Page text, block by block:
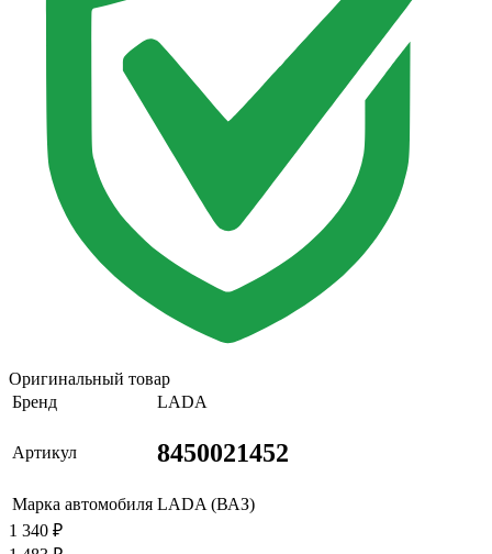
Оригинальный товар
Бренд
LADA
Артикул 8450021452
Марка автомобиля LADA (ВАЗ)
1 340 ₽